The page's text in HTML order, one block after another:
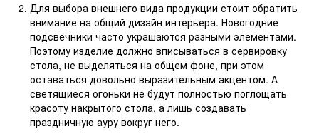
Для выбора внешнего вида продукции стоит обратить
внимание на общий дизайн интерьера. Новогодние
подсвечники часто украшаются разными элементами.
Поэтому изделие должно вписываться в сервировку
стола, не выделяться на общем фоне, при этом
оставаться довольно выразительным акцентом. А
светящиеся огоньки не будут полностью поглощать
красоту накрытого стола, а лишь создавать
праздничную ауру вокруг него.